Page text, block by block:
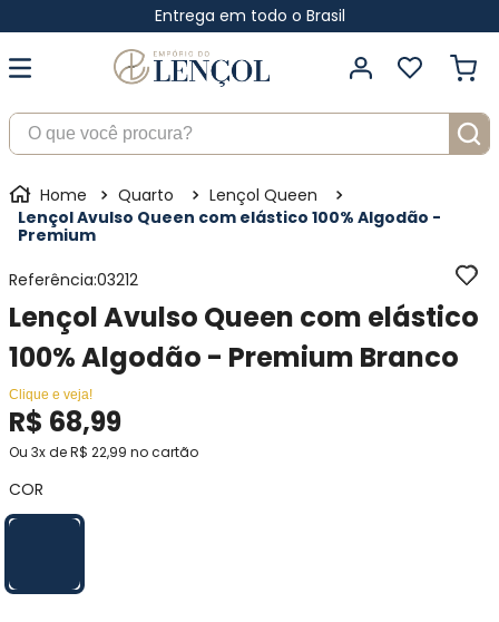
Entrega em todo o Brasil
O que você procura?
Quarto
Lençol Queen
Lençol Avulso Queen com elástico 100% Algodão -
Premium
Referência:03212
Lençol Avulso Queen com elástico
100% Algodão - Premium Branco
Clique e veja!
R$ 68,99
Ou 3x deR$ 22,99 no cartão
COR